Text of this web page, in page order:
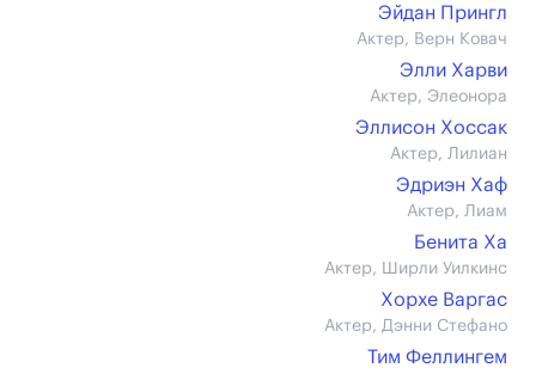
Эйдан Прингл
Актер, Верн Ковач
Элли Харви
Актер, Элеонора
Эллисон Хоссак
Актер, Лилиан
Эдриэн Хаф
Актер, Лиам
Бенита Ха
Актер, Ширли Уилкинс
Хорхе Варгас
Актер, Дэнни Стефано
Тим Феллингем